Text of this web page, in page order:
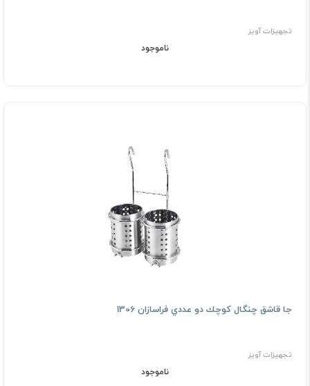
تجهیزات آویز
ناموجود
ﺟﺎ ﻗﺎﺷﻖ ﭼﻨﮕﺎل ﻛﻮﭼﻚ دو ﻋﺪدي فراسازان 1306
تجهیزات آویز
ناموجود